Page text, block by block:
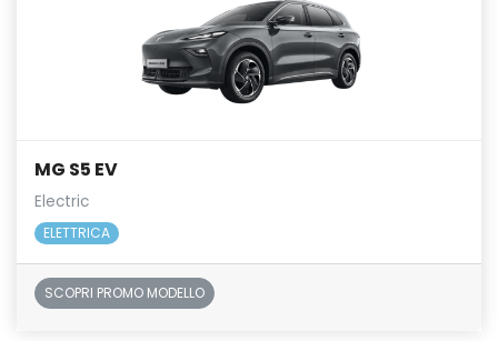
MG S5 EV
Electric
ELETTRICA
SCOPRI PROMO MODELLO